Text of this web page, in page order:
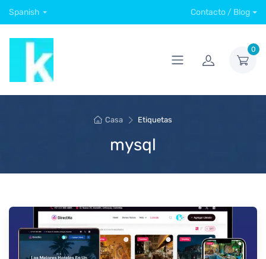
Spanish Contacto / Blog
0
Casa Etiquetas
mysql